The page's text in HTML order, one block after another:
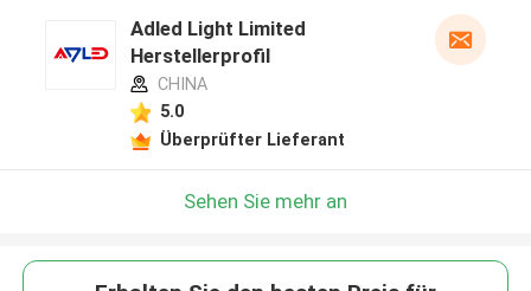
Adled Light Limited
Herstellerprofil
CHINA
5.0
Überprüfter Lieferant
Sehen Sie mehr an